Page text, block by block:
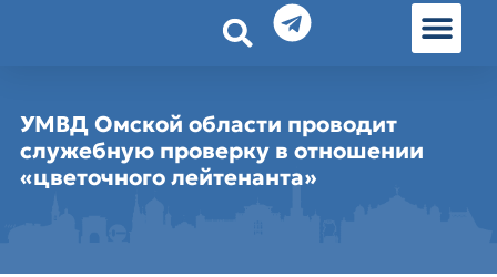
УМВД Омской области проводит
служебную проверку в отношении
«цветочного лейтенанта»